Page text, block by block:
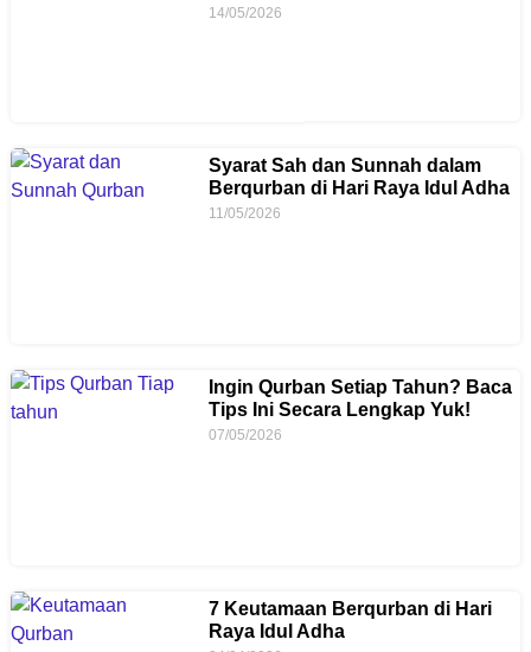
14/05/2026
Syarat Sah dan Sunnah dalam
Berqurban di Hari Raya Idul Adha
11/05/2026
Ingin Qurban Setiap Tahun? Baca
Tips Ini Secara Lengkap Yuk!
07/05/2026
7 Keutamaan Berqurban di Hari
Raya Idul Adha